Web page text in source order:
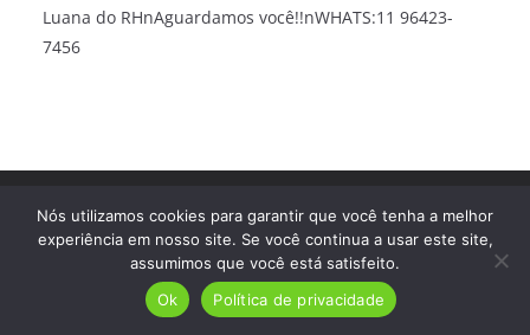
Luana do RHnAguardamos você!!nWHATS:11 96423-
7456
reservados.
Nós utilizamos cookies para garantir que você tenha a melhor
experiência em nosso site. Se você continua a usar este site,
assumimos que você está satisfeito.
Ok
Política de privacidade